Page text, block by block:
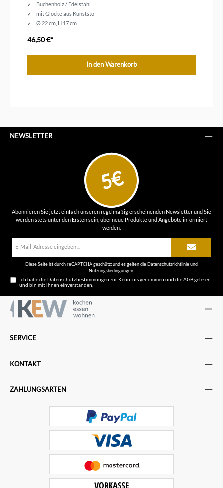
Buchenholz / Edelstahl
mit Glocke aus Kunststoff
Ø 22 cm, H 17 cm
46,50 €*
In den Warenkorb
NEWSLETTER
5€
Abonnieren Sie jetzt einfach unseren regelmäßig erscheinenden Newsletter und Sie
werden stets unter den Ersten sein, über neue Produkte und Angebote informiert
werden.
Diese Seite ist durch reCAPTCHA geschützt und es gelten dieDatenschutzrichtlinieund
Nutzungsbedingungen
Ich habe dieDatenschutzbestimmungen zur Kenntnis genommen und dieAGBgelesen
und bin mit ihnen einverstanden.
SERVICE
KONTAKT
ZAHLUNGSARTEN